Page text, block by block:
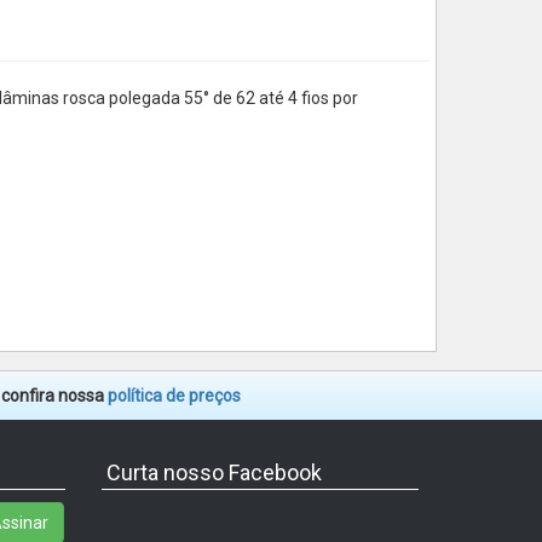
rosca polegada 55° de 62 até 4 fios por
nossapolítica de preços
Curta nosso Facebook